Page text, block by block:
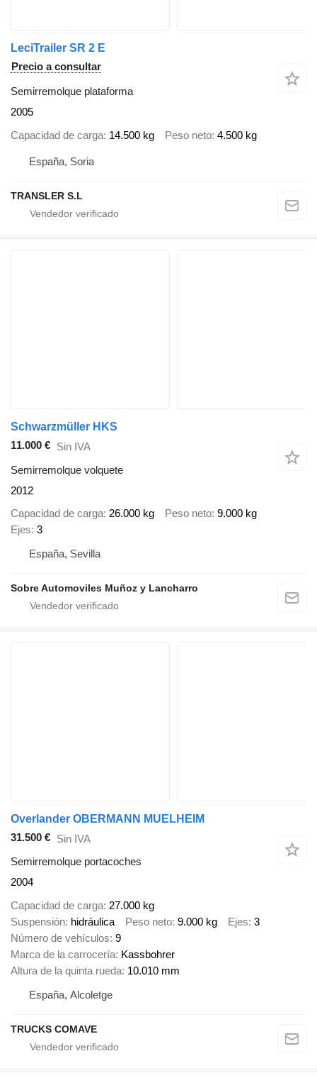
LeciTrailer SR 2 E
Precio a consultar
Semirremolque plataforma
2005
Capacidad de carga 14.500 kg Peso neto 4.500 kg
España, Soria
TRANSLER S.L
Schwarzmüller HKS
11.000 € Sin IVA
Semirremolque volquete
2012
Capacidad de carga 26.000 kg Peso neto 9.000 kg
Ejes 3
España, Sevilla
Sobre Automoviles Muñoz y Lancharro
Overlander OBERMANN MUELHEIM
31.500 € Sin IVA
Semirremolque portacoches
2004
Capacidad de carga 27.000 kg
Suspensión hidráulica Peso neto 9.000 kg Ejes 3
Número de vehículos 9
Marca de la carrocería Kassbohrer
Altura de la quinta rueda 10.010 mm
España, Alcoletge
TRUCKS COMAVE